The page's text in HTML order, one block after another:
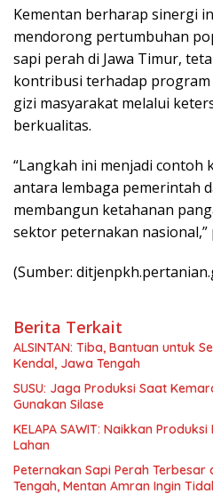
Kementan berharap sinergi
mendorong pertumbuhan
sapi perah di Jawa Timur,
kontribusi terhadap
gizi masyarakat melalui
berkualitas.
“Langkah ini menjadi contoh
antara lembaga pemerintah
membangun ketahanan
sektor peternakan nasional,”
(Sumber:
Berita Terkait
ALSINTAN: Tiba, Bantuan untuk
Kendal, Jawa Tengah
SUSU: Jaga Produksi Saat
Gunakan Silase
KELAPA SAWIT: Naikkan
Lahan
Peternakan Sapi Perah
Tengah, Mentan Amran Ingin